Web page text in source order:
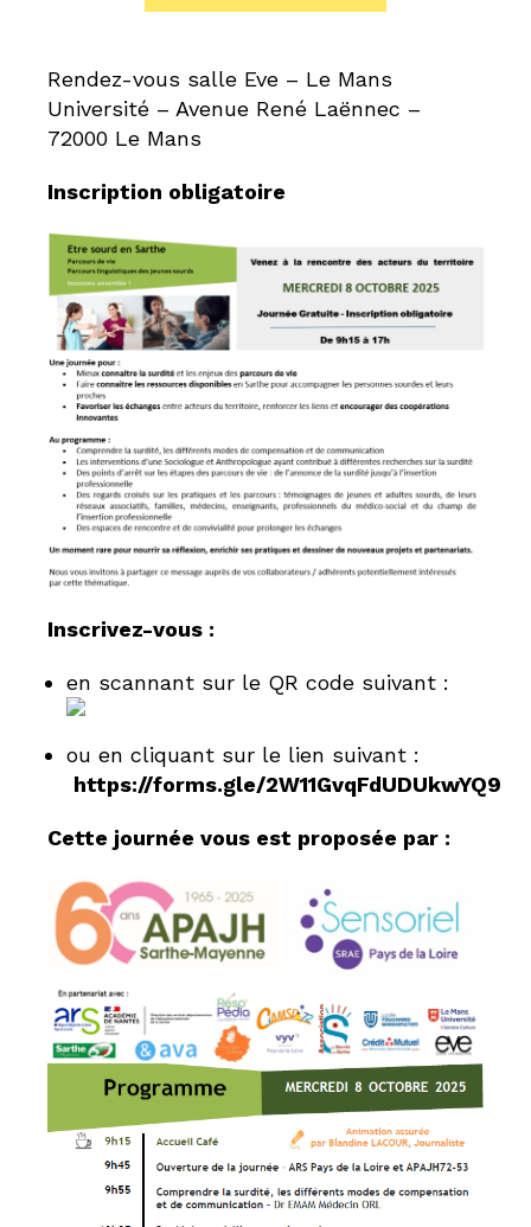
Rendez-vous salle Eve – Le Mans
Université – Avenue René Laënnec –
72000 Le Mans
Inscription obligatoire
Inscrivez-vous :
en scannant sur le QR code suivant :
ou en cliquant sur le lien suivant :
https://forms.gle/2W11GvqFdUDUkwYQ9
Cette journée vous est proposée par :